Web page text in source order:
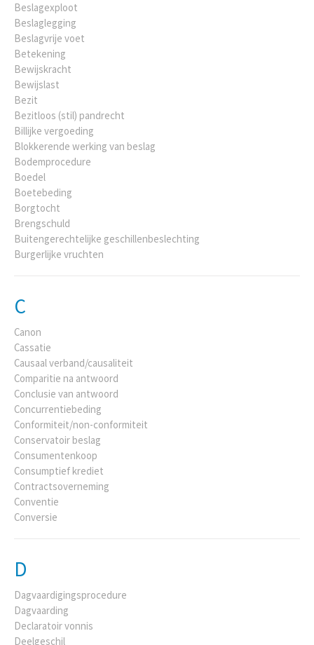
Beslagexploot
Beslaglegging
Beslagvrije voet
Betekening
Bewijskracht
Bewijslast
Bezit
Bezitloos (stil) pandrecht
Billijke vergoeding
Blokkerende werking van beslag
Bodemprocedure
Boedel
Boetebeding
Borgtocht
Brengschuld
Buitengerechtelijke geschillenbeslechting
Burgerlijke vruchten
C
Canon
Cassatie
Causaal verband/causaliteit
Comparitie na antwoord
Conclusie van antwoord
Concurrentiebeding
Conformiteit/non-conformiteit
Conservatoir beslag
Consumentenkoop
Consumptief krediet
Contractsoverneming
Conventie
Conversie
D
Dagvaardigingsprocedure
Dagvaarding
Declaratoir vonnis
Deelgeschil